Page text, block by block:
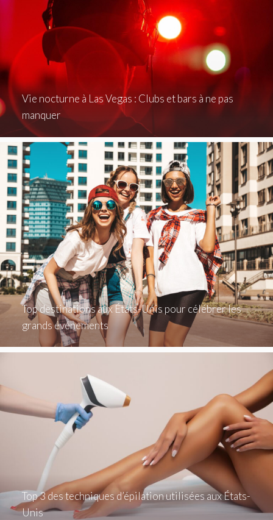
Vie nocturne à Las Vegas : Clubs et bars à ne pas
manquer
Top destinations aux États-Unis pour célébrer les
grands événements
Top 3 des techniques d’épilation utilisées aux États-
Unis